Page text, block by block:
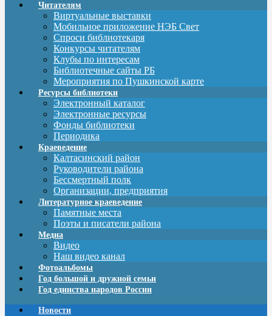
Читателям
Виртуальные выставки
Мобильное приложение НЭБ Свет
Спроси библиотекаря
Конкурсы читателям
Клубы по интересам
Библиотечные сайты РБ
Мероприятия по Пушкинской карте
Ресурсы библиотеки
Электронный каталог
Электронные ресурсы
Фонды библиотеки
Периодика
Краеведение
Калтасинский район
Руководители района
Бессмертный полк
Организации, предприятия
Литературное краеведение
Памятные места
Поэты и писатели района
Медиа
Видео
Наш видео канал
Фотоальбомы
Год большой и дружной семьи
Год единства народов России
Новости